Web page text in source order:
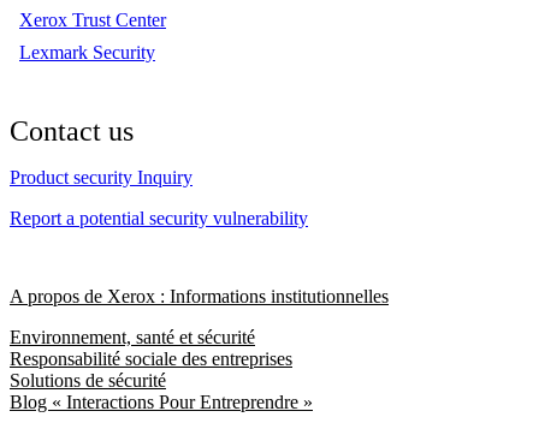
Xerox Trust Center
Lexmark Security
Contact us
Product security Inquiry
Report a potential security vulnerability
A propos de Xerox : Informations institutionnelles
Environnement, santé et sécurité
Responsabilité sociale des entreprises
Solutions de sécurité
Blog « Interactions Pour Entreprendre »